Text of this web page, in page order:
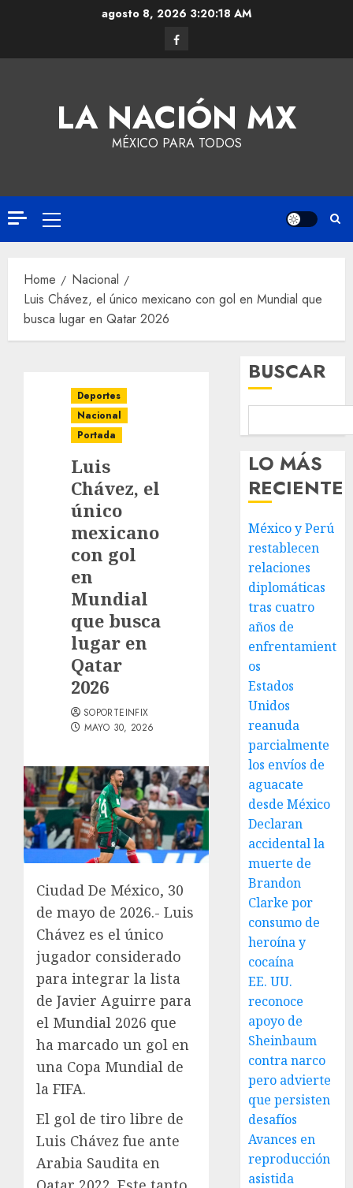
agosto 8, 2026 3:20:19 AM
LA NACIÓN MX
MÉXICO PARA TODOS
Home
Nacional
Luis Chávez, el único mexicano con gol en Mundial que
busca lugar en Qatar 2026
Deportes
Nacional
Portada
Luis
Chávez, el
único
mexicano
con gol
en
Mundial
que busca
lugar en
Qatar
2026
SOPORTEINFIX
MAYO 30, 2026
Ciudad De México, 30
de mayo de 2026.- Luis
Chávez es el único
jugador considerado
para integrar la lista
de Javier Aguirre para
el Mundial 2026 que
ha marcado un gol en
una Copa Mundial de
la FIFA.
El gol de tiro libre de
Luis Chávez fue ante
Arabia Saudita en
BUSCAR
LO MÁS
RECIENTE
México y Perú
restablecen
relaciones
diplomáticas
tras cuatro
años de
enfrentamient
os
Estados
Unidos
reanuda
parcialmente
los envíos de
aguacate
desde México
Declaran
accidental la
muerte de
Brandon
Clarke por
consumo de
heroína y
cocaína
EE. UU.
reconoce
apoyo de
Sheinbaum
contra narco
pero advierte
que persisten
desafíos
Avances en
reproducción
asistida